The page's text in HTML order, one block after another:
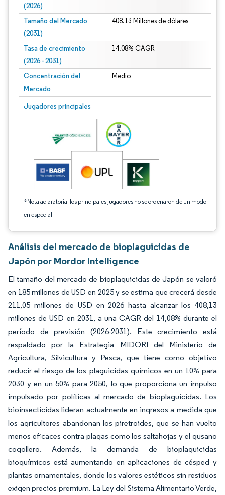
(2026)
Tamaño del Mercado
(2031)
408.13 Millones de dólares
Tasa de crecimiento
(2026 - 2031)
14.08% CAGR
Concentración del
Mercado
Medio
Jugadores principales
*Nota aclaratoria: los principales jugadores no se ordenaron de un modo
en especial
Imagen © Mordor Intelligence. El uso requiere atribución según CC BY 4.0.
Análisis del mercado de bioplaguicidas de
Japón por Mordor Intelligence
El tamaño del mercado de bioplaguicidas de Japón se valoró
en 185 millones de USD en 2025 y se estima que crecerá desde
211,05 millones de USD en 2026 hasta alcanzar los 408,13
millones de USD en 2031, a una CAGR del 14,08% durante el
período de previsión (2026-2031). Este crecimiento está
respaldado por la Estrategia MIDORI del Ministerio de
Agricultura, Silvicultura y Pesca, que tiene como objetivo
reducir el riesgo de los plaguicidas químicos en un 10% para
2030 y en un 50% para 2050, lo que proporciona un impulso
impulsado por políticas al mercado de bioplaguicidas. Los
bioinsecticidas lideran actualmente en ingresos a medida que
los agricultores abandonan los piretroides, que se han vuelto
menos eficaces contra plagas como los saltahojas y el gusano
cogollero. Además, la demanda de bioplaguicidas
bioquímicos está aumentando en aplicaciones de césped y
plantas ornamentales, donde los valores estéticos sin residuos
exigen precios premium. La Ley del Sistema Alimentario Verde,